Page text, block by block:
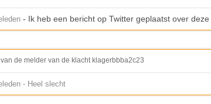
- Ik heb een bericht op Twitter geplaatst over
de melder van de klacht klagerbbba2c23
- Heel slecht